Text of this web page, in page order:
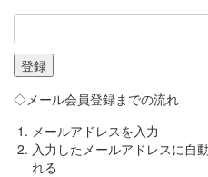
◇メール会員登録までの流れ
メールアドレスを入力
入力したメールアドレスに自
れる